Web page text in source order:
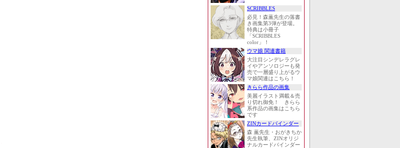
SCRIBBLES
必見！森薫先生の落書
き画集第3弾が登場。
特典は小冊子
「SCRIBBLES
color」！
ウマ娘 関連書籍
大注目シンデレラグレ
イやアンソロジーも発
売で一層盛り上がるウ
マ娘関連はこちら！
きらら作品の画集
美麗イラスト満載＆売
り切れ御免！ きらら
系作品の画集はこちら
です
ZINカードバインダー
森 薫先生・おがきちか
先生執筆、ZINオリジ
ナルカードバインダー